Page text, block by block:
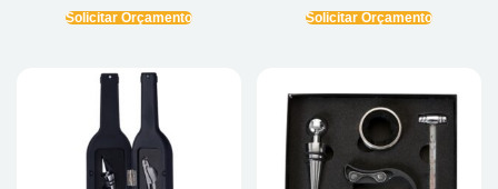
Solicitar Orçamento Solicitar Orçamento